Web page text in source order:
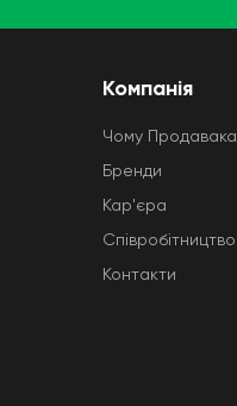
Компанія
Чому Продавака
Бренди
Кар'єра
Співробітництво
Контакти